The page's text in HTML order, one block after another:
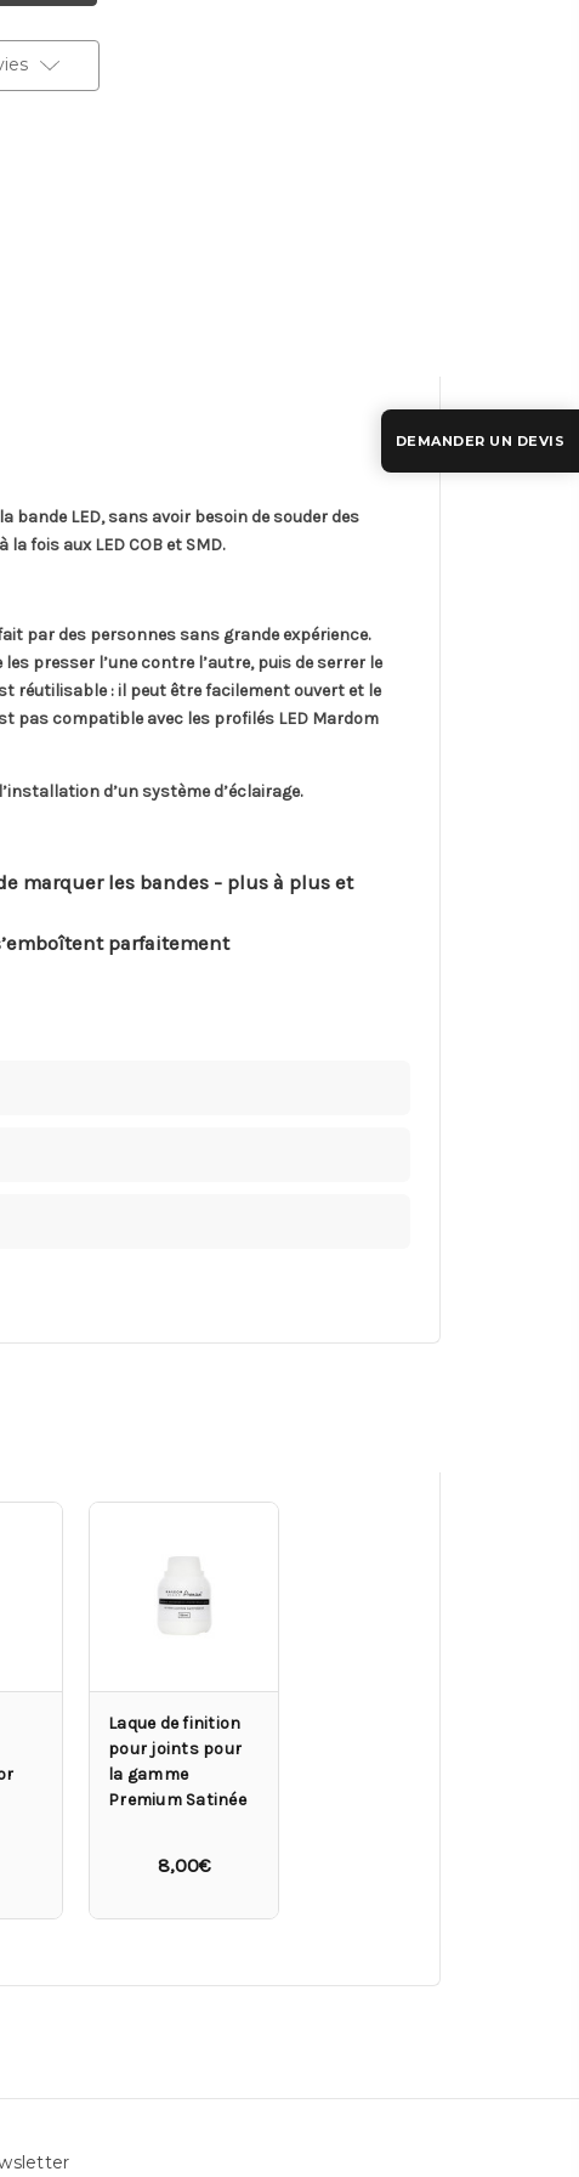
bande LED, sans avoir besoin de souder des
fois aux LED COB et SMD.
par des personnes sans grande expérience.
presser l’une contre l’autre, puis de serrer le
réutilisable : il peut être facilement ouvert et le
pas compatible avec les profilés LED Mardom
d’un système d’éclairage.
marquer les bandes - plus à plus et
parfaitement
Laque de finition
pour joints pour
la gamme
Premium Satinée
8,00€
DEMANDER UN DEVIS